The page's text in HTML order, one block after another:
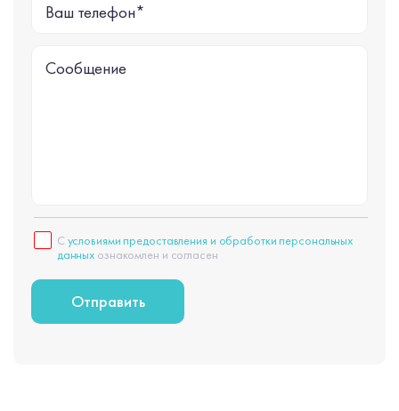
Ваш телефон*
Сообщение
Сусловиями предоставления и обработки персональных
данных ознакомлен и согласен